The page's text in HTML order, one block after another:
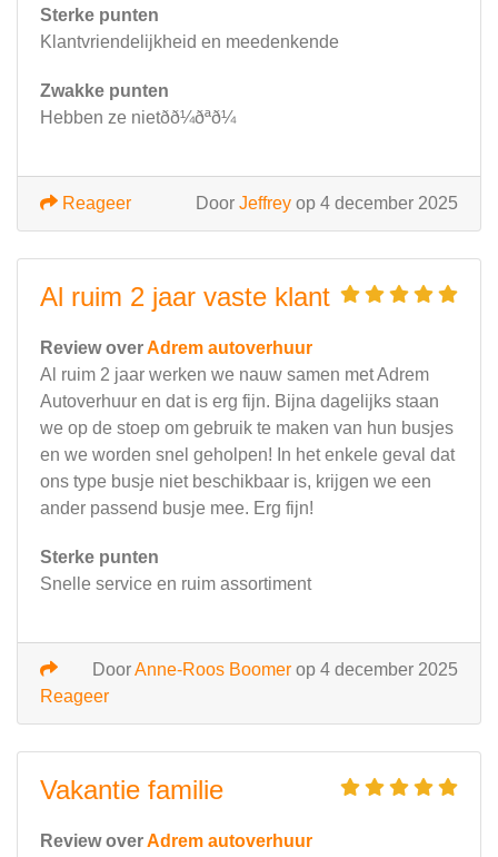
Sterke punten
Klantvriendelijkheid en meedenkende
Zwakke punten
Hebben ze nietðð¼ðªð¼
Door Jeffrey op 4 december 2025
Reageer
Al ruim 2 jaar vaste klant
Review overAdrem autoverhuur
Al ruim 2 jaar werken we nauw samen met Adrem
Autoverhuur en dat is erg fijn. Bijna dagelijks staan
we op de stoep om gebruik te maken van hun busjes
en we worden snel geholpen! In het enkele geval dat
ons type busje niet beschikbaar is, krijgen we een
ander passend busje mee. Erg fijn!
Sterke punten
Snelle service en ruim assortiment
DoorAnne-Roos Boomer op 4 december 2025
Reageer
Vakantie familie
Review overAdrem autoverhuur